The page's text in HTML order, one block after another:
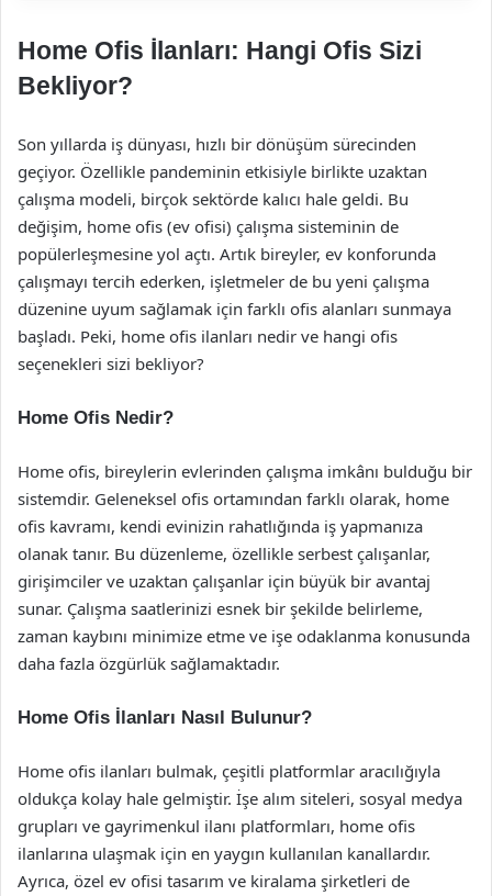
Home Ofis İlanları: Hangi Ofis Sizi
Bekliyor?
Son yıllarda iş dünyası, hızlı bir dönüşüm sürecinden
geçiyor. Özellikle pandeminin etkisiyle birlikte uzaktan
çalışma modeli, birçok sektörde kalıcı hale geldi. Bu
değişim, home ofis (ev ofisi) çalışma sisteminin de
popülerleşmesine yol açtı. Artık bireyler, ev konforunda
çalışmayı tercih ederken, işletmeler de bu yeni çalışma
düzenine uyum sağlamak için farklı ofis alanları sunmaya
başladı. Peki, home ofis ilanları nedir ve hangi ofis
seçenekleri sizi bekliyor?
Home Ofis Nedir?
Home ofis, bireylerin evlerinden çalışma imkânı bulduğu bir
sistemdir. Geleneksel ofis ortamından farklı olarak, home
ofis kavramı, kendi evinizin rahatlığında iş yapmanıza
olanak tanır. Bu düzenleme, özellikle serbest çalışanlar,
girişimciler ve uzaktan çalışanlar için büyük bir avantaj
sunar. Çalışma saatlerinizi esnek bir şekilde belirleme,
zaman kaybını minimize etme ve işe odaklanma konusunda
daha fazla özgürlük sağlamaktadır.
Home Ofis İlanları Nasıl Bulunur?
Home ofis ilanları bulmak, çeşitli platformlar aracılığıyla
oldukça kolay hale gelmiştir. İşe alım siteleri, sosyal medya
grupları ve gayrimenkul ilanı platformları, home ofis
ilanlarına ulaşmak için en yaygın kullanılan kanallardır.
Ayrıca, özel ev ofisi tasarım ve kiralama şirketleri de